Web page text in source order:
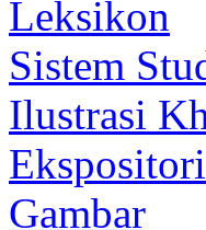
Leksikon
Sistem
Ilustrasi
Ekspositori
Gambar